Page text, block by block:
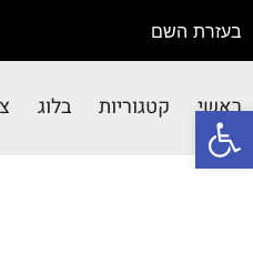
פתח סרגל נגישות
בעזרת השם
ראשי קטגוריות בלוג